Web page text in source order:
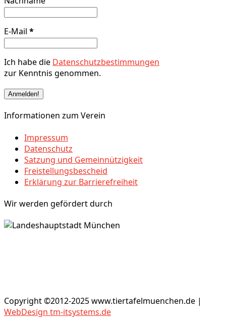
E-Mail *
Ich habe die Datenschutzbestimmungen
zur Kenntnis genommen.
Informationen zum Verein
Impressum
Datenschutz
Satzung und Gemeinnützigkeit
Freistellungsbescheid
Erklärung zur Barrierefreiheit
Wir werden gefördert durch
Copyright ©2012-2025 www.tiertafelmuenchen.de |
WebDesign tm-itsystems.de